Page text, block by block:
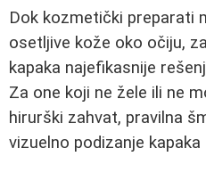
Dok kozmetički preparati
osetljive kože oko očiju,
kapaka najefikasnije
Za one koji ne žele ili ne
hirurški zahvat, pravilna
vizuelno podizanje